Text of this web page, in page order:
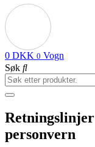
0 DKK 0 Vogn
Søk
personvern